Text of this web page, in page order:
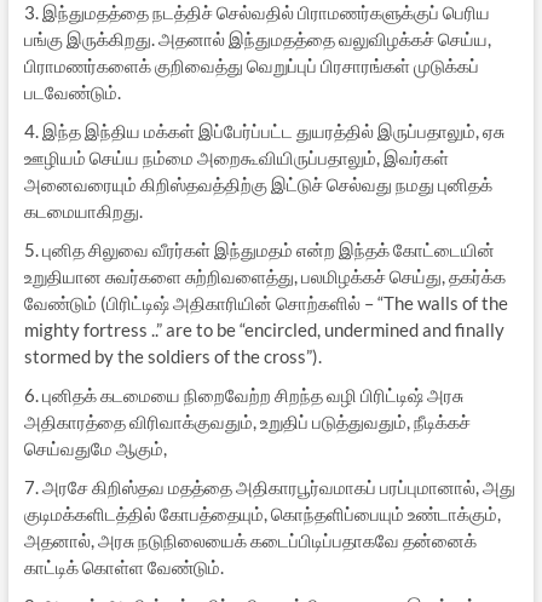
3. இந்துமதத்தை நடத்திச் செல்வதில் பிராமணர்களுக்குப் பெரிய
பங்கு இருக்கிறது. அதனால் இந்துமதத்தை வலுவிழக்கச் செய்ய,
பிராமணர்களைக் குறிவைத்து வெறுப்புப் பிரசாரங்கள் முடுக்கப்
படவேண்டும்.
4. இந்த இந்திய மக்கள் இப்பேர்ப்பட்ட துயரத்தில் இருப்பதாலும், ஏசு
ஊழியம் செய்ய நம்மை அறைகூவியிருப்பதாலும், இவர்கள்
அனைவரையும் கிறிஸ்தவத்திற்கு இட்டுச் செல்வது நமது புனிதக்
கடமையாகிறது.
5. புனித சிலுவை வீரர்கள் இந்துமதம் என்ற இந்தக் கோட்டையின்
உறுதியான சுவர்களை சுற்றிவளைத்து, பலமிழக்கச் செய்து, தகர்க்க
வேண்டும் (பிரிட்டிஷ் அதிகாரியின் சொற்களில் – “The walls of the
mighty fortress ..” are to be “encircled, undermined and finally
stormed by the soldiers of the cross”).
6. புனிதக் கடமையை நிறைவேற்ற சிறந்த வழி பிரிட்டிஷ் அரசு
அதிகாரத்தை விரிவாக்குவதும், உறுதிப் படுத்துவதும், நீடிக்கச்
செய்வதுமே ஆகும்,
7. அரசே கிறிஸ்தவ மதத்தை அதிகாரபூர்வமாகப் பரப்புமானால், அது
குடிமக்களிடத்தில் கோபத்தையும், கொந்தளிப்பையும் உண்டாக்கும்,
அதனால், அரசு நடுநிலையைக் கடைப்பிடிப்பதாகவே தன்னைக்
காட்டிக் கொள்ள வேண்டும்.